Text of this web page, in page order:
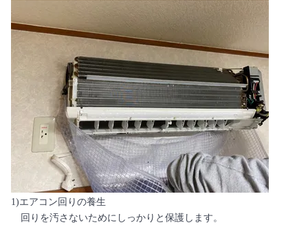
1)エアコン回りの養生
回りを汚さないためにしっかりと保護します。